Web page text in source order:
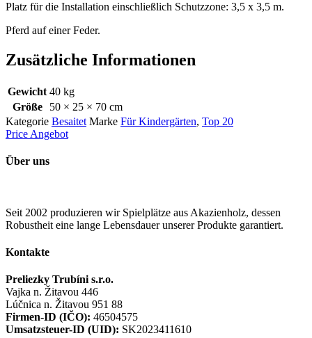
Platz für die Installation einschließlich Schutzzone: 3,5 x 3,5 m.
Pferd auf einer Feder.
Zusätzliche Informationen
Gewicht 40 kg
Größe
50 × 25 × 70 cm
Kategorie Besaitet Marke Für Kindergärten, Top 20
Price Angebot
Über uns
Seit 2002 produzieren wir Spielplätze aus Akazienholz, dessen
Robustheit eine lange Lebensdauer unserer Produkte garantiert.
Kontakte
Preliezky Trubíni s.r.o.
Vajka n. Žitavou 446
Lúčnica n. Žitavou 951 88
Firmen-ID (IČO): 46504575
Umsatzsteuer-ID (UID): SK2023411610